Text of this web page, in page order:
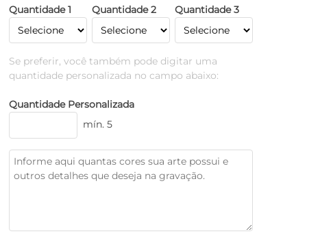
Quantidade 1 Quantidade 2 Quantidade 3
Se preferir, você também pode digitar uma
quantidade personalizada no campo abaixo:
Quantidade Personalizada
mín. 5